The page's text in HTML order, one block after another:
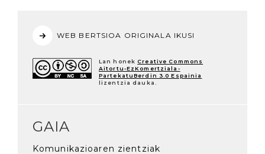
WEB BERTSIOA ORIGINALA IKUSI
Lan honek Creative Commons
Aitortu-EzKomertziala-
PartekatuBerdin 3.0 Espainia
lizentzia dauka.
GAIA
Komunikazioaren zientziak